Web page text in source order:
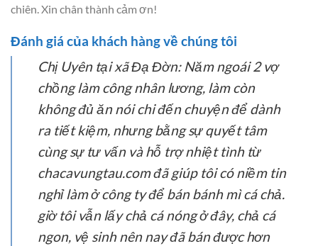
chiên. Xin chân thành cảm ơn!
Đánh giá của khách hàng về chúng tôi
Chị Uyên tại xã Đạ Đờn:Năm ngoái 2 vợ
chồng làm công nhân lương, làm còn
không đủ ăn nói chi đến chuyện để dành
ra tiết kiệm, nhưng bằng sự quyết tâm
cùng sự tư vấn và hỗ trợ nhiệt tình từ
chacavungtau.com đã giúp tôi có niềm tin
nghỉ làm ở công ty để bán bánh mì cá chả.
giờ tôi vẫn lấy chả cá nóng ở đây, chả cá
ngon, vệ sinh nên nay đã bán được hơn